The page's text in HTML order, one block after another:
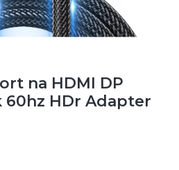
na HDMI DP
60hz HDr Adapter